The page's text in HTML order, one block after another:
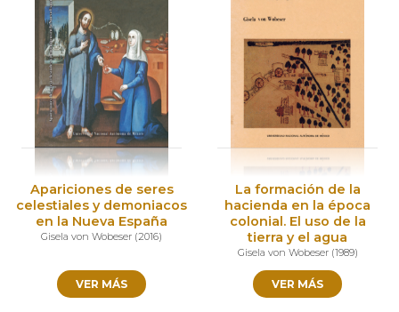
Apariciones de seres
celestiales y demoniacos
en la Nueva España
Gisela von Wobeser (2016)
VER MÁS
La formación de la
hacienda en la época
colonial. El uso de la
tierra y el agua
Gisela von Wobeser(1989)
VER MÁS